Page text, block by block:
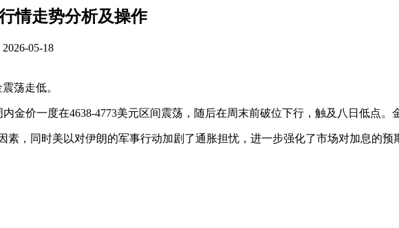
情走势分析及操作
05-18
荡走低。
金价一度在4638-4773美元区间震荡，随后在周末前破位下行，触及八日低点。
，同时美以对伊朗的军事行动加剧了通胀担忧，进一步强化了市场对加息的预